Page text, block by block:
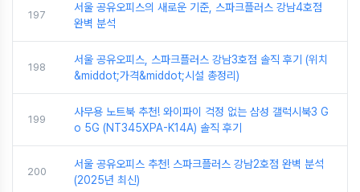
197
서울 공유오피스의 새로운 기준, 스파크플러스 강남4호점
완벽 분석
198
서울 공유오피스, 스파크플러스 강남3호점 솔직 후기 (위치
&middot;가격&middot;시설 총정리)
199
사무용 노트북 추천! 와이파이 걱정 없는 삼성 갤럭시북3 G
o 5G (NT345XPA-K14A) 솔직 후기
200
서울 공유오피스 추천! 스파크플러스 강남2호점 완벽 분석
(2025년 최신)